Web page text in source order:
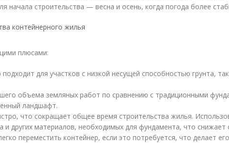
начала строительства — весна и осень, когда погода более
контейнерного жилья
плюсами:
для участков с низкой несущей способностью грунта,
объема земляных работ по сравнению с традиционными
ландшафт.
что сокращает общее время строительства жилья.
и других материалов, необходимых для фундамента, что
переместить контейнер, если это потребуется, что делает